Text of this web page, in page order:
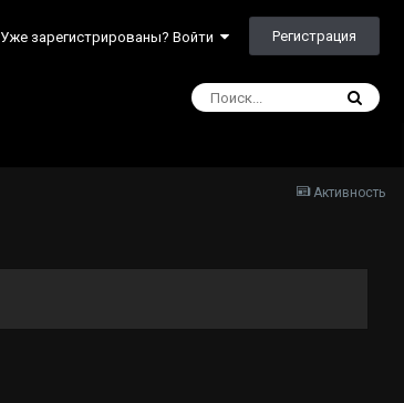
Уже зарегистрированы? Войти Регистрация
Активность